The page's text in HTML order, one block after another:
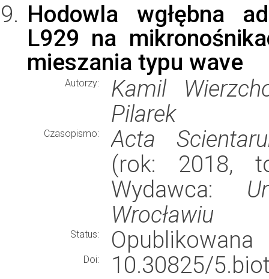
Hodowla wgłębna
L929 na
mieszania typu wave
Autorzy:
Kamil
Pilarek
Czasopismo:
Acta
(rok: 2018,
Wydawca:
Wrocławiu
Status: Opublikowana
Doi:
10.30825/